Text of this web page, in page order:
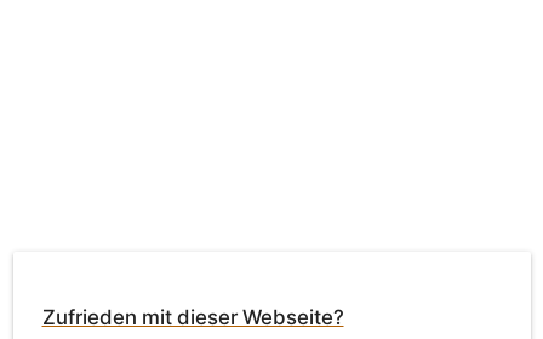
Zufrieden mit dieser Webseite?